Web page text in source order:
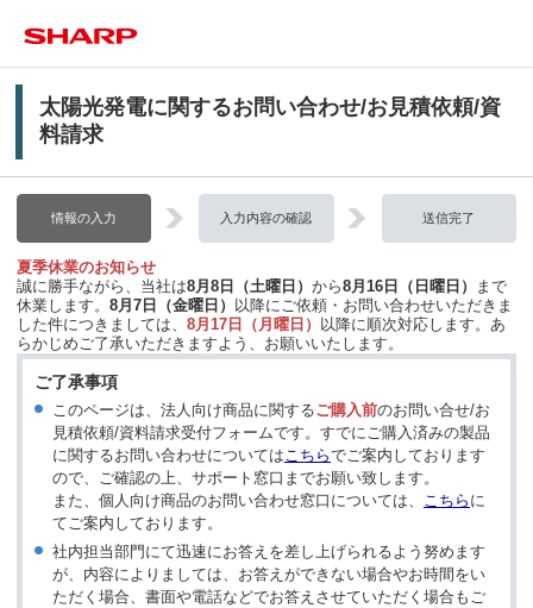
太陽光発電に関するお問い合わせ/お見積依頼/資
料請求
情報の入力 入力内容の確認 送信完了
夏季休業のお知らせ
誠に勝手ながら、当社は8月8日（土曜日） から8月16日（日曜日）
まで
休業します。 8月7日（金曜日）
以降にご依頼・お問い合わせいただきま
した件につきましては、 8月17日（月曜日）
以降に順次対応します。あ
らかじめご了承いただきますよう、お願いいたします。
ご了承事項
このページは、法人向け商品に関するご購入前のお問い合せ/お
見積依頼/資料請求受付フォームです。すでにご購入済みの製品
に関するお問い合わせについては こちらでご案内しております
ので、ご確認の上、サポート窓口までお願い致します。
また、個人向け商品のお問い合わせ窓口については、
こちら に
てご案内しております。
社内担当部門にて迅速にお答えを差し上げられるよう努めます
が、内容によりましては、お答えができない場合やお時間をい
ただく場合、書面や電話などでお答えさせていただく場合もご